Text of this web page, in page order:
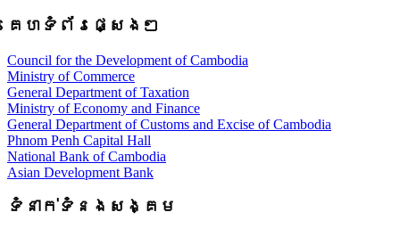
គេហទំព័រផ្សេងៗ
Council for the Development of Cambodia
Ministry of Commerce
General Department of Taxation
Ministry of Economy and Finance
General Department of Customs and Excise of Cambodia
Phnom Penh Capital Hall
National Bank of Cambodia
Asian Development Bank
ទំនាក់ទំនងសង្គម